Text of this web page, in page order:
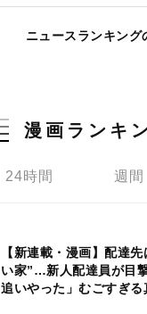
ニュースランキング
漫画ランキ
24時間 週間
【新連載・漫画】配達
い家”…新人配達員が目
追いやった」むごすぎる